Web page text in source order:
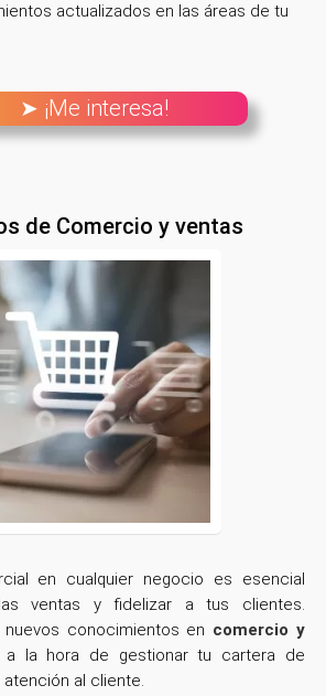
actualizados en las áreas de tu
➤ ¡Me interesa!
de Comercio y ventas
en cualquier negocio es esencial
ventas y fidelizar a tus clientes.
nuevos conocimientos en comercio y
a la hora de gestionar tu cartera de
al cliente.